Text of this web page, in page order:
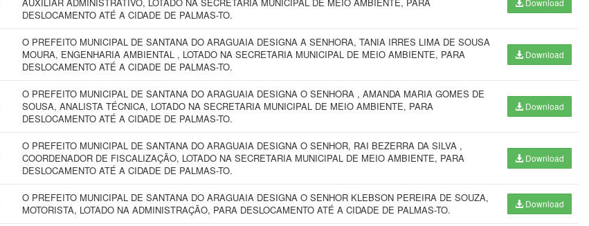
DESLOCAMENTO ATÉ A CIDADE DE PALMAS-TO.
Download
O PREFEITO MUNICIPAL DE SANTANA DO ARAGUAIA DESIGNA A SENHORA, TANIA IRRES LIMA DE SOUSA
MOURA, ENGENHARIA AMBIENTAL , LOTADO NA SECRETARIA MUNICIPAL DE MEIO AMBIENTE, PARA
DESLOCAMENTO ATÉ A CIDADE DE PALMAS-TO.
Download
O PREFEITO MUNICIPAL DE SANTANA DO ARAGUAIA DESIGNA O SENHORA , AMANDA MARIA GOMES DE
SOUSA, ANALISTA TÉCNICA, LOTADO NA SECRETARIA MUNICIPAL DE MEIO AMBIENTE, PARA
DESLOCAMENTO ATÉ A CIDADE DE PALMAS-TO.
Download
O PREFEITO MUNICIPAL DE SANTANA DO ARAGUAIA DESIGNA O SENHOR, RAI BEZERRA DA SILVA ,
COORDENADOR DE FISCALIZAÇÃO, LOTADO NA SECRETARIA MUNICIPAL DE MEIO AMBIENTE, PARA
DESLOCAMENTO ATÉ A CIDADE DE PALMAS-TO.
Download
O PREFEITO MUNICIPAL DE SANTANA DO ARAGUAIA DESIGNA O SENHOR KLEBSON PEREIRA DE SOUZA,
MOTORISTA, LOTADO NA ADMINISTRAÇÃO, PARA DESLOCAMENTO ATÉ A CIDADE DE PALMAS-TO.
Download